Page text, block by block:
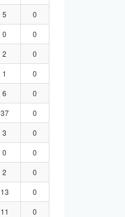
5
0
0
0
2
0
1
0
6
0
37
0
3
0
0
0
2
0
13
0
11
0